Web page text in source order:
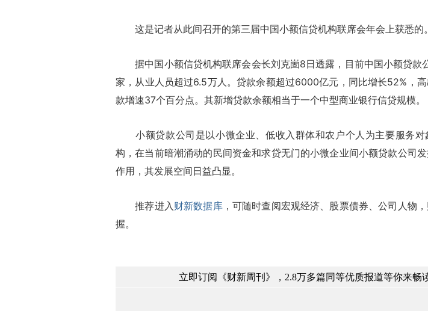
这是记者从此间召开的第三届中国小额信贷机构联席会年会上获悉的。
据中国小额信贷机构联席会会长刘克崮8日透露，目前中国小额贷款
家，从业人员超过6.5万人。贷款余额超过6000亿元，同比增长52%，
款增速37个百分点。其新增贷款余额相当于一个中型商业银行信贷规模。
小额贷款公司是以小微企业、低收入群体和农户个人为主要服务对
构，在当前暗潮涌动的民间资金和求贷无门的小微企业间小额贷款公司
作用，其发展空间日益凸显。
推荐进入财新数据库，可随时查阅宏观经济、股票债券、公司人物
握。
立即订阅《财新周刊》，2.8万多篇同等优质报道等你来畅